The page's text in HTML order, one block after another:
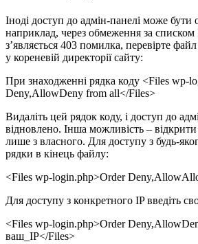
Іноді доступ до адмін-панелі може
наприклад, через обмеження за
з’являється 403 помилка, перевірте
у кореневій директорії сайту:
При знаходженні рядка коду <Files wp-
Deny,AllowDeny from all</Files>
Видаліть цей рядок коду, і доступ до
відновлено. Інша можливість – відкрити
лише з власного. Для доступу з будь-
рядки в кінець файлу:
<Files wp-login.php>Order
Для доступу з конкретного IP введіть
<Files wp-login.php>Order
ваш_IP</Files>